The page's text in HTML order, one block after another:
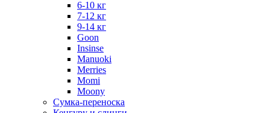
6-10 кг
7-12 кг
9-14 кг
Goon
Insinse
Manuoki
Merries
Momi
Moony
Сумка-переноска